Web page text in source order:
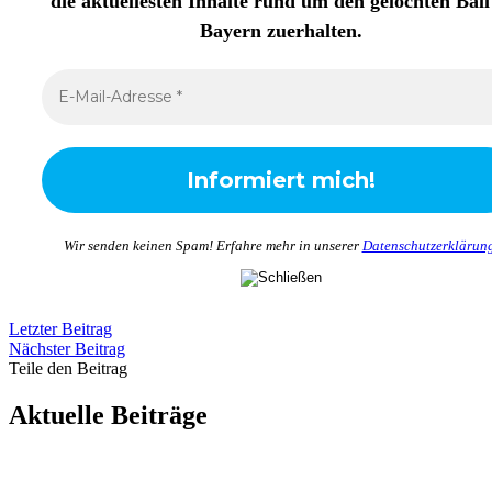
Bayern zuerhalten.
Wir senden keinen Spam! Erfahre mehr in unserer
Letzter Beitrag
Nächster Beitrag
Teile den Beitrag
Aktuelle Beiträge